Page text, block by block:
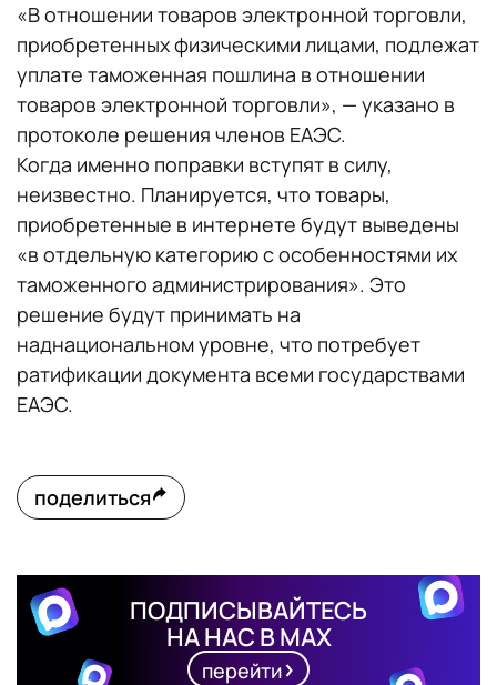
«В отношении товаров электронной торговли,
приобретенных физическими лицами, подлежат
уплате таможенная пошлина в отношении
товаров электронной торговли», — указано в
протоколе решения членов ЕАЭС.
Когда именно поправки вступят в силу,
неизвестно. Планируется, что товары,
приобретенные в интернете будут выведены
«в отдельную категорию с особенностями их
таможенного администрирования». Это
решение будут принимать на
наднациональном уровне, что потребует
ратификации документа всеми государствами
ЕАЭС.
поделиться
ПОДПИСЫВАЙТЕСЬ
НА НАС В MAX
перейти